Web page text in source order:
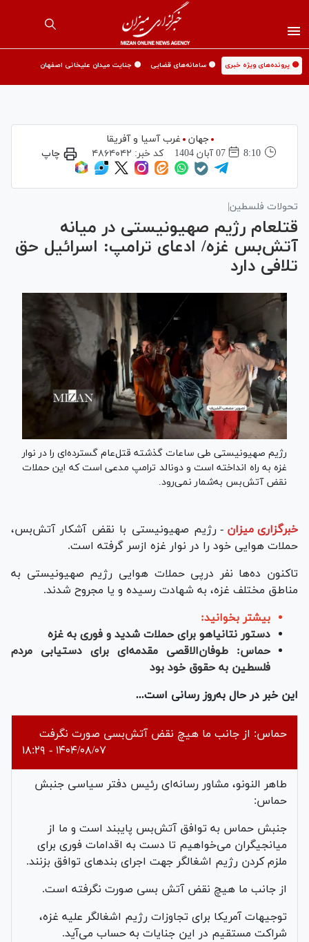
🟡 پرونده‌های ویژه خبری 🟡 سامانه‌های قضایی 🟡 جنایت میدان علیخانی اصفهان
جهان
غرب آسیا و آفریقا
8:10
07 آبان 1404 کد خبر: ۴۸۶۴۰۴۲ چاپ
تحولات فلسطین|
قتل‎عام رژیم صهیونیستی در میانه
آتش‌بس غزه/ ادعای ترامپ: اسرائیل حق
تلافی دارد
رژیم صهیونیستی طی ساعات گذشته قتل‌عام گسترده‌ای را در نوار
غزه به راه انداخته است و دونالد ترامپ مدعی است که این حملات
نقض آتش‌بس به‌شمار نمی‌رود.
خبرگزاری میزان - رژیم صهیونیستی با نقض آشکار آتش‌بس،
حملات هوایی خود را در نوار غزه ازسر گرفته است.
تاکنون ده‌ها نفر درپی حملات هوایی رژیم صهیونیستی به
مناطق مختلف غزه، به شهادت رسیده و یا مجروح شدند.
بیشتر بخوانید:
دستور نتانیاهو برای حملات شدید و فوری به غزه
حماس: طوفان‌الاقصی مقدمه‌ای برای دستیابی مردم
فلسطین به حقوق خود بود
این خبر در حال به‌روز رسانی است...
حماس: از جانب ما هیچ نقض آتش‌بسی صورت نگرفت
۱۴۰۴/۰۸/۰۷ - ۱۸:۲۹
طاهر النونو، مشاور رسانه‌ای رئیس دفتر سیاسی جنبش
حماس:
جنبش حماس به توافق آتش‌بس پایبند است و ما از
میانجیگران می‌خواهیم تا دست به اقدامات فوری برای
ملزم کردن رژیم اشغالگر جهت اجرای بند‌های توافق بزنند.
از جانب ما هیچ نقض آتش بسی صورت نگرفته است.
توجیهات آمریکا برای تجاوزات رژیم اشغالگر علیه غزه،
شراکت مستقیم در این جنایات به حساب می‌آید.